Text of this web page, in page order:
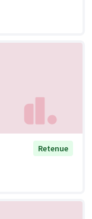
Retenue